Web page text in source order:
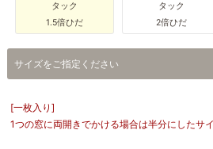
タック
1.5倍ひだ
タック
2倍ひだ
サイズをご指定ください
[一枚入り]
1つの窓に両開きでかける場合は半分にしたサ